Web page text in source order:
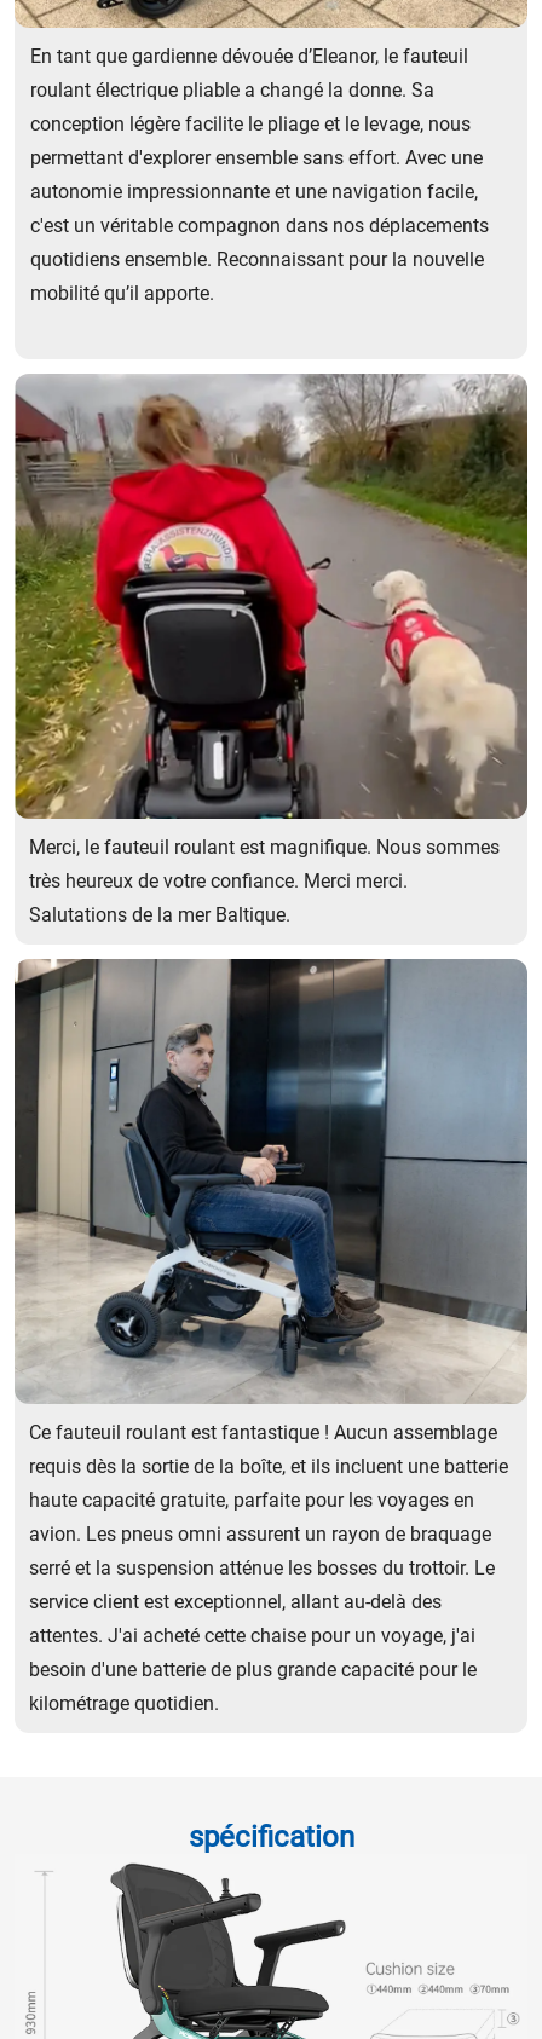
En tant que gardienne dévouée d’Eleanor, le fauteuil
roulant électrique pliable a changé la donne. Sa
conception légère facilite le pliage et le levage, nous
permettant d'explorer ensemble sans effort. Avec une
autonomie impressionnante et une navigation facile,
c'est un véritable compagnon dans nos déplacements
quotidiens ensemble. Reconnaissant pour la nouvelle
mobilité qu’il apporte.
Merci, le fauteuil roulant est magnifique. Nous sommes
très heureux de votre confiance. Merci merci.
Salutations de la mer Baltique.
Ce fauteuil roulant est fantastique ! Aucun assemblage
requis dès la sortie de la boîte, et ils incluent une batterie
haute capacité gratuite, parfaite pour les voyages en
avion. Les pneus omni assurent un rayon de braquage
serré et la suspension atténue les bosses du trottoir. Le
service client est exceptionnel, allant au-delà des
attentes. J'ai acheté cette chaise pour un voyage, j'ai
besoin d'une batterie de plus grande capacité pour le
kilométrage quotidien.
spécification